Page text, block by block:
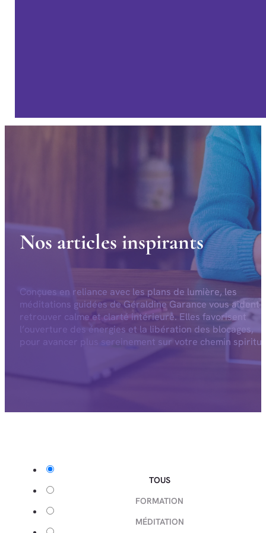
Nos articles inspirants
Conçues en reliance avec les plans de lumière, les
méditations guidées de Géraldine Garance vous aident
retrouver calme et clarté intérieure. Elles favorisent
l’ouverture des énergies et la libération des blocages,
pour avancer plus sereinement sur votre chemin
TOUS
FORMATION
MÉDITATION